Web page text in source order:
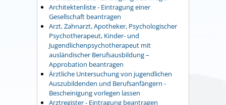
Architektenliste - Eintragung einer
Gesellschaft beantragen
Arzt, Zahnarzt, Apotheker, Psychologischer
Psychotherapeut, Kinder- und
Jugendlichenpsychotherapeut mit
ausländischer Berufsausbildung –
Approbation beantragen
Ärztliche Untersuchung von jugendlichen
Auszubildenden und Berufsanfängern -
Bescheinigung vorlegen lassen
Arztregister - Eintragung beantragen